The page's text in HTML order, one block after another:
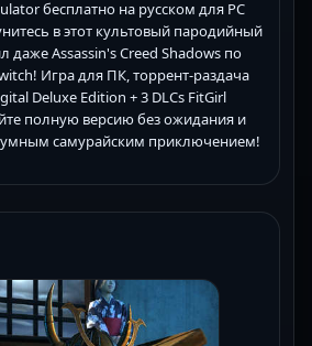
бесплатно на русском для PC
в этот культовый пародийный
даже Assassin's Creed Shadows по
Игра для ПК, торрент-раздача
Deluxe Edition + 3 DLCs FitGirl
полную версию без ожидания и
самурайским приключением!